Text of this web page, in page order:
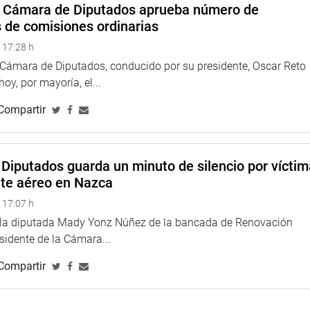
por el Ministerio del Interior para que tengan todos sus
se ven resultados», denunció.
Gonzáles Delgado, cumplió su rol de actividades de la
a varios colegios de su región natal, como, por ejemplo, el I.E.
el distrito de Cotahuasi, en La Unión. Y se dio con la
de funcionamiento, carece del sistema de internet.
de Diputados aprueba número de
comisiones ordinarias
h
de Diputados, conducido por su presidente, Oscar Reto
por mayoría, el...
guarda un minuto de silencio por
aéreo en Nazca
h
diputada Mady Yonz Núñez de la bancada de Renovación
de la Cámara...